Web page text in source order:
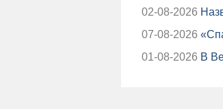
02-08-2026
07-08-2026
01-08-2026 В